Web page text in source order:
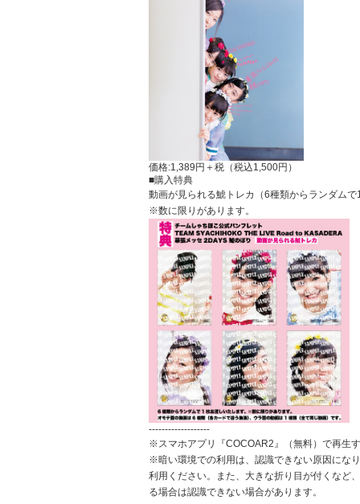
価格:1,389円＋税（税込1,500円）
■購入特典
動画が見られる鯱トレカ（6種類からランダムで
※数に限りがあります。
-------------------
※スマホアプリ『COCOAR2』（無料）で再生
※暗い環境での利用は、認識できない原因にな
利用ください。また、大きな折り目が付くなど
る場合は認識できない場合があります。